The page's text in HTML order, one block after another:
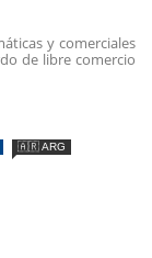
y comerciales
de libre comercio
🇦🇷 ARG